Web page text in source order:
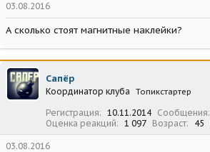
03.08.2016
А сколько стоят магнитные наклейки?
Сапёр
Координатор клуба Топикстартер
Регистрация 10.11.2014 Сообщения
Оценка реакций
1 097 Возраст 45
03.08.2016